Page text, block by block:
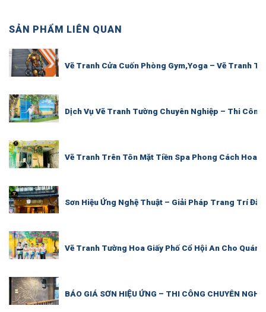
SẢN PHẨM LIÊN QUAN
Vẽ Tranh Cửa Cuốn Phòng Gym,Yoga – Vẽ Tranh
Dịch Vụ Vẽ Tranh Tường Chuyên Nghiệp – Thi
Vẽ Tranh Trên Tôn Mặt Tiền Spa Phong Cách Hoa
Sơn Hiệu Ứng Nghệ Thuật – Giải Pháp Trang Trí
Vẽ Tranh Tường Hoa Giấy Phố Cổ Hội An Cho Quán
BÁO GIÁ SƠN HIỆU ỨNG – THI CÔNG CHUYÊN